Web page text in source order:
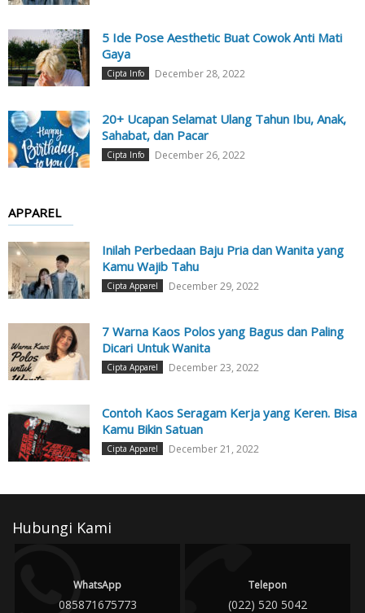
5 Ide Pose Aesthetic Buat Cowok Anti Mati
Gaya
Cipta Info December 28, 2022
20+ Ucapan Selamat Ulang Tahun Ibu, Anak,
Sahabat, dan Pacar
Cipta Info December 26, 2022
APPAREL
Inilah Perbedaan Baju Pria dan Wanita yang
Kamu Wajib Tahu
Cipta Apparel December 29, 2022
7 Warna Kaos Polos yang Bagus dan Paling
Dicari Untuk Wanita
Cipta Apparel December 23, 2022
Contoh Kaos Seragam Kerja yang Keren. Bisa
Kamu Bikin Satuan
Cipta Apparel December 21, 2022
Hubungi Kami
WhatsApp
085871675773
Telepon
(022) 520 5042